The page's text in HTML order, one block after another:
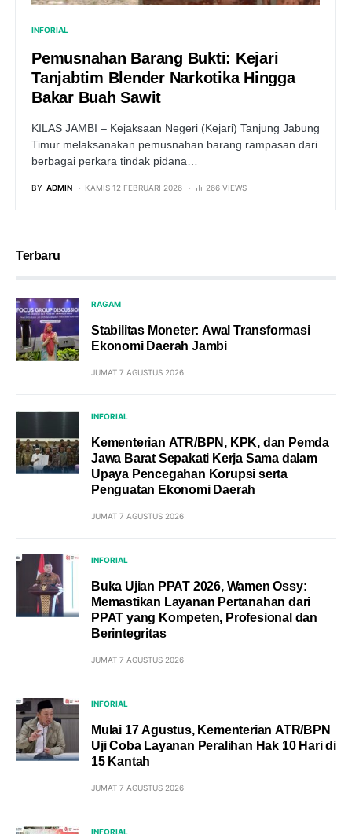
INFORIAL
Pemusnahan Barang Bukti: Kejari
Tanjabtim Blender Narkotika Hingga
Bakar Buah Sawit
KILAS JAMBI – Kejaksaan Negeri (Kejari) Tanjung Jabung
Timur melaksanakan pemusnahan barang rampasan dari
berbagai perkara tindak pidana…
BY ADMIN KAMIS 12 FEBRUARI 2026 266 VIEWS
Terbaru
RAGAM
Stabilitas Moneter: Awal Transformasi
Ekonomi Daerah Jambi
JUMAT 7 AGUSTUS 2026
INFORIAL
Kementerian ATR/BPN, KPK, dan Pemda
Jawa Barat Sepakati Kerja Sama dalam
Upaya Pencegahan Korupsi serta
Penguatan Ekonomi Daerah
JUMAT 7 AGUSTUS 2026
INFORIAL
Buka Ujian PPAT 2026, Wamen Ossy:
Memastikan Layanan Pertanahan dari
PPAT yang Kompeten, Profesional dan
Berintegritas
JUMAT 7 AGUSTUS 2026
INFORIAL
Mulai 17 Agustus, Kementerian ATR/BPN
Uji Coba Layanan Peralihan Hak 10 Hari di
15 Kantah
JUMAT 7 AGUSTUS 2026
INFORIAL